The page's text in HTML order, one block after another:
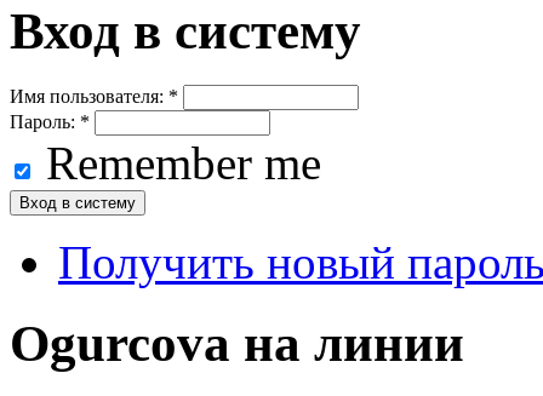
Вход в систему
Имя пользователя: *
Пароль: *
Remember me
Получить новый
Ogurcova на линии